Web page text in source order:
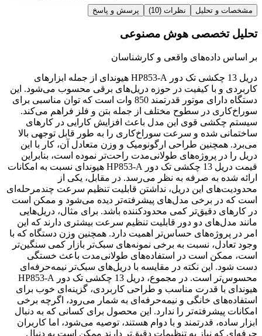
مشخصات و تحلیل
نظرات (10) پرسش و پاسخ
تحلیل تخصصی هوش مصنوعی
بر اساس داده‌های واقعی و کارشناسان
دریل 13 چکشی تک دور HP853-A هیوندای از جمله ابزارهای
کاربردی و با کیفیت در حوزه دریل‌های برقی محسوب می‌شود. این
دستگاه دارای موتور قدرتمند 850 وات است که توان مناسبی برای
سوراخ‌کاری در سطوح مختلف از جمله بتن و فلز فراهم می‌کند.
سیستم چکشی قوی این مدل باعث افزایش کارایی در کارهای
ساختمانی شده و سرعت سوراخ‌کاری را به طور قابل توجهی بالا
می‌برد. همچنین طراحی ارگونومیک و وزن متعادل آن، کار با این
دریل را در پروژه‌های طولانی‌مدت راحت‌تر نموده است، بنابراین
قیمت دریل 13 چکشی تک دور HP853-A هیوندای نسبت به امکانات
ارائه شده به صرفه به نظر می‌رسد. در مقابل، یکی از
محدودیت‌های این دریل، نداشتن قابلیت تنظیم سرعت چندمرحله‌ای
است که در برخی مدل‌های پیشرفته‌تر دیده می‌شود و ممکن است
در کارهای دقیق‌تر کمی محدودکننده باشد. برای مثال، دریل‌هایی
مانند مدل‌های دو دور قابلیت تنظیم سرعت بیشتری دارند که این
امر در پروژه‌های حساس‌تر اهمیت دارد. همچنین وزن دستگاه که با
وجود تعادل، نسبت به برخی نمونه‌های سبک‌تر بازار کمی سنگین‌تر
است، ممکن است در استفاده‌های طولانی‌مدت باعث خستگی
دست شود. این نکته در مقایسه با دریل‌های سبک‌تر نیمه‌حرفه‌ای
محسوس‌تر است. در مجموع، دریل 13 چکشی تک دور HP853-A
هیوندای با قدرت مناسب و طراحی کاربردی، گزینه‌ای خوب برای
استفاده‌های خانگی و نیمه‌حرفه‌ای به شمار می‌رود، اگرچه برخی
امکانات پیشرفته‌تر را ندارد. این محصول برای کسانی که به دنبال
ابزار ساده، قدرتمند و با دوام هستند، توصیه می‌شود، اما کاربران
حرفه‌ای که نیاز به تنظیمات دقیق‌تر دارند ممکن است به دنبال